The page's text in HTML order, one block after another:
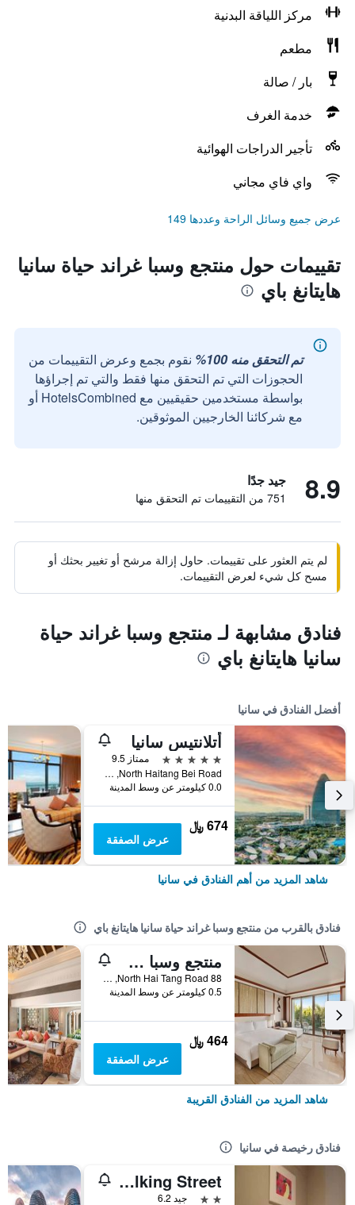
مركز اللياقة البدنية
مطعم
بار / صالة
خدمة الغرف
تأجير الدراجات الهوائية
واي فاي مجاني
عرض جميع وسائل الراحة وعددها 149
تقييمات حول منتجع وسبا غراند حياة سانيا
هايتانغ باي
تم التحقق منه 100%
نقوم بجمع وعرض التقييمات من
الحجوزات التي تم التحقق منها فقط والتي تم إجراؤها
بواسطة مستخدمين حقيقيين مع HotelsCombined أو
مع شركائنا الخارجيين الموثوقين.
8.9 جيد جدًا
751 من التقييمات تم التحقق منها
لم يتم العثور على تقييمات. حاول إزالة مرشح أو تغيير بحثك أو
مسح كل شيء لعرض التقييمات.
فنادق مشابهة لـ منتجع وسبا غراند حياة
سانيا هايتانغ باي
أفضل الفنادق في سانيا
أتلانتيس سانيا
5 نجوم
ممتاز 9.5
North Haitang Bei Road, سانيا, الصين
0.0 كيلومتر عن وسط المدينة
674 ﷼
عرض الصفقة
شاهد المزيد من أهم الفنادق في سانيا
فنادق بالقرب من منتجع وسبا غراند حياة سانيا هايتانغ باي
منتجع وسبا شانغريلا سانيا
88 North Hai Tang Road, سانيا, الصين
0.5 كيلومتر عن وسط المدينة
464 ﷼
عرض الصفقة
شاهد المزيد من الفنادق القريبة
فنادق رخيصة في سانيا
City Comfort Inn Sanya Bay Walking Street
2 نجمتين جيد 6.2